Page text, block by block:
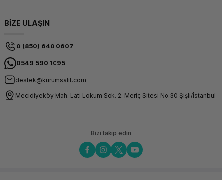
BİZE ULAŞIN
0 (850) 640 0607
0549 590 1095
destek@kurumsalit.com
Mecidiyeköy Mah. Lati Lokum Sok. 2. Meriç Sitesi No:30 Şişli/İstanbul
Bizi takip edin